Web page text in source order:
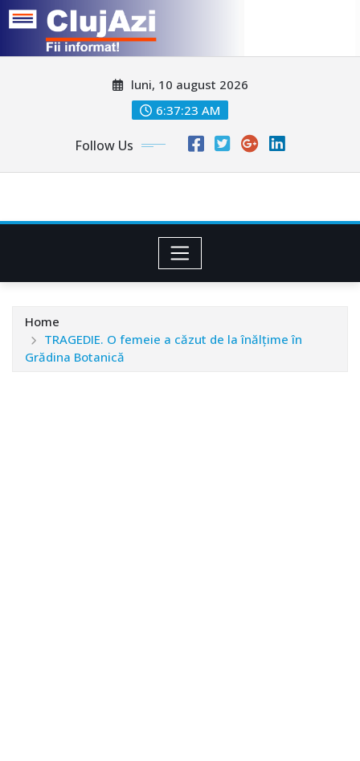
luni, 10 august 2026
6:37:26 AM
Follow Us
Home
TRAGEDIE. O femeie a căzut de la înălțime în
Grădina Botanică